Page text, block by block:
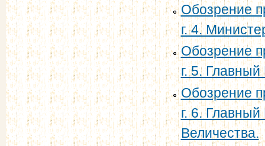
Обозрение
г. 4.
Обозрение
г. 5.
Обозрение
г. 6.
Величества.